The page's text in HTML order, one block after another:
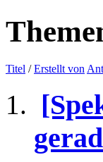
Titel /Erstellt von